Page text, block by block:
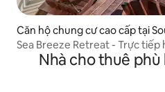
Căn hộ chung cư cao cấp tại
ach
Sea Breeze Retreat - Trực tiếp
Nhà cho thuê